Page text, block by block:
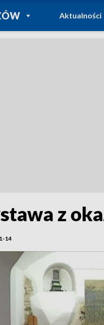
POWRÓT DO
TVP REGIONY
Aktualności
z
14